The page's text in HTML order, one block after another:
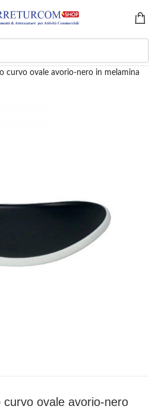
curvo ovale avorio-nero in melamina
curvo ovale avorio-nero